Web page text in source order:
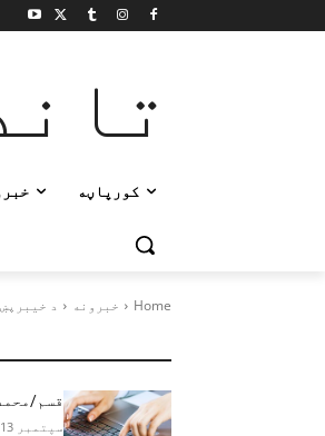
کورپاڼه
Home خبرونه د
قسم/
سپتمبر 13, 2017